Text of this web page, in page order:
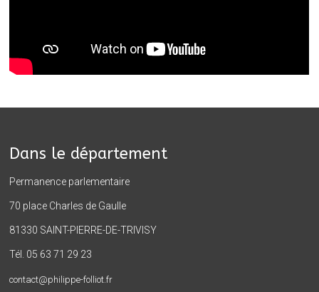
Dans le département
Permanence parlementaire
70 place Charles de Gaulle
81330 SAINT-PIERRE-DE-TRIVISY
Tél. 05 63 71 29 23
contact@philippe-folliot.fr